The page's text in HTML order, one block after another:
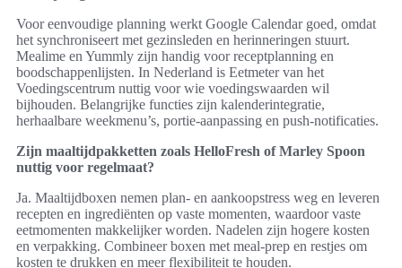
Voor eenvoudige planning werkt Google Calendar goed, omdat
het synchroniseert met gezinsleden en herinneringen stuurt.
Mealime en Yummly zijn handig voor receptplanning en
boodschappenlijsten. In Nederland is Eetmeter van het
Voedingscentrum nuttig voor wie voedingswaarden wil
bijhouden. Belangrijke functies zijn kalenderintegratie,
herhaalbare weekmenu’s, portie-aanpassing en push-notificaties.
Zijn maaltijdpakketten zoals HelloFresh of Marley Spoon
nuttig voor regelmaat?
Ja. Maaltijdboxen nemen plan- en aankoopstress weg en leveren
recepten en ingrediënten op vaste momenten, waardoor vaste
eetmomenten makkelijker worden. Nadelen zijn hogere kosten
en verpakking. Combineer boxen met meal-prep en restjes om
kosten te drukken en meer flexibiliteit te houden.